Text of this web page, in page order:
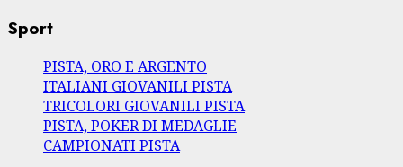
Sport
PISTA, ORO E ARGENTO
ITALIANI GIOVANILI PISTA
TRICOLORI GIOVANILI PISTA
PISTA, POKER DI MEDAGLIE
CAMPIONATI PISTA